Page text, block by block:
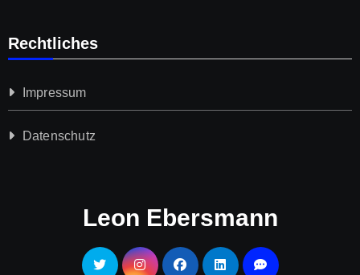
Rechtliches
Impressum
Datenschutz­
Leon Ebersmann